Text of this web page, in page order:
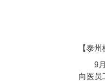
【泰州
9
向医员